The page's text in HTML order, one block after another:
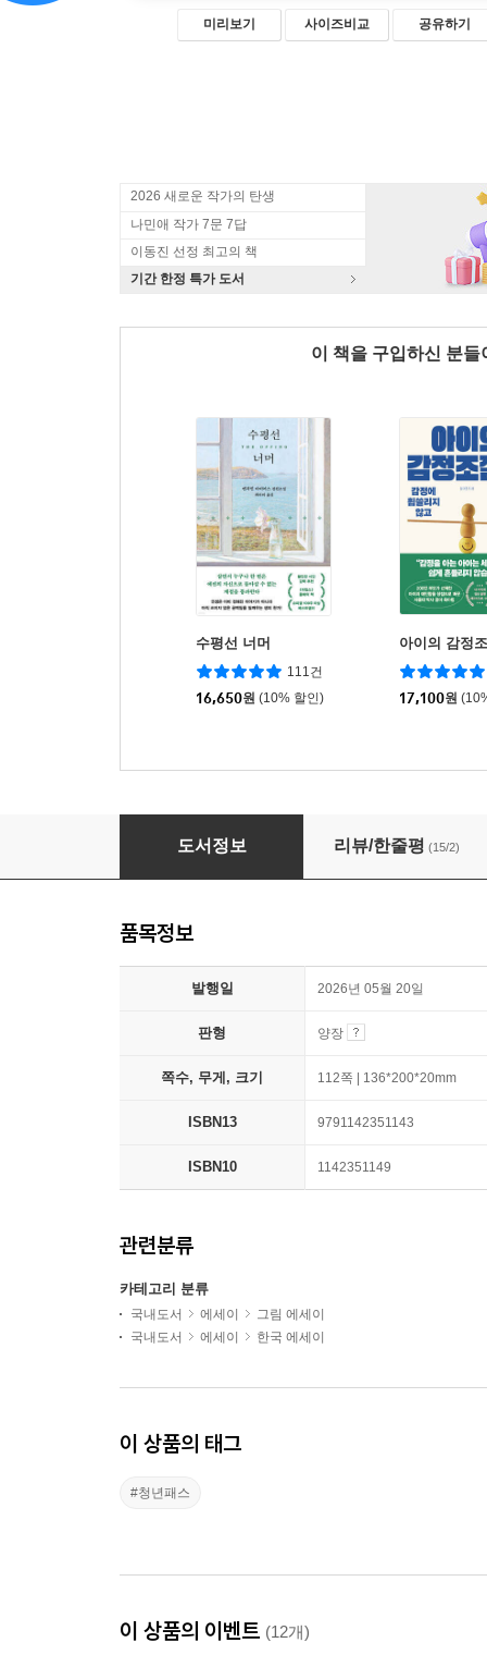
미리보기 사이즈비교 공유하기
2026 새로운 작가의 탄생
나민애 작가 7문 7답
이동진 선정 최고의 책
기간 한정 특가 도서
이 책을 구입하신 분
수평선 너머
111건
16,650원 (10% 할인)
아이의 감정
17,100원
오늘도 괜찮다고 말하는 당신에게
도서정보 리뷰/한줄평 (15/2)
품목정보
발행일 2026년 05월 20일
판형 양장
쪽수, 무게, 크기 112쪽 | 136*200*20mm
ISBN13 9791142351143
ISBN10 1142351149
관련분류
카테고리 분류
국내도서 에세이
그림 에세이
국내도서
에세이 한국 에세이
이 상품의 태그
#청년패스
이 상품의 이벤트 (12개)